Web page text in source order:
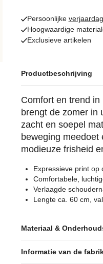
Persoonlijke
Hoogwaardige
Exclusieve artikelen
Productbeschrijving
Comfort en trend
brengt de zomer in
zacht en soepel
beweging
modieuze frisheid
Expressieve print op
Comfortabele,
Verlaagde
Lengte ca. 60 cm,
Materiaal &
Informatie van de